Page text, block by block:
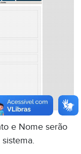
e Nome serão